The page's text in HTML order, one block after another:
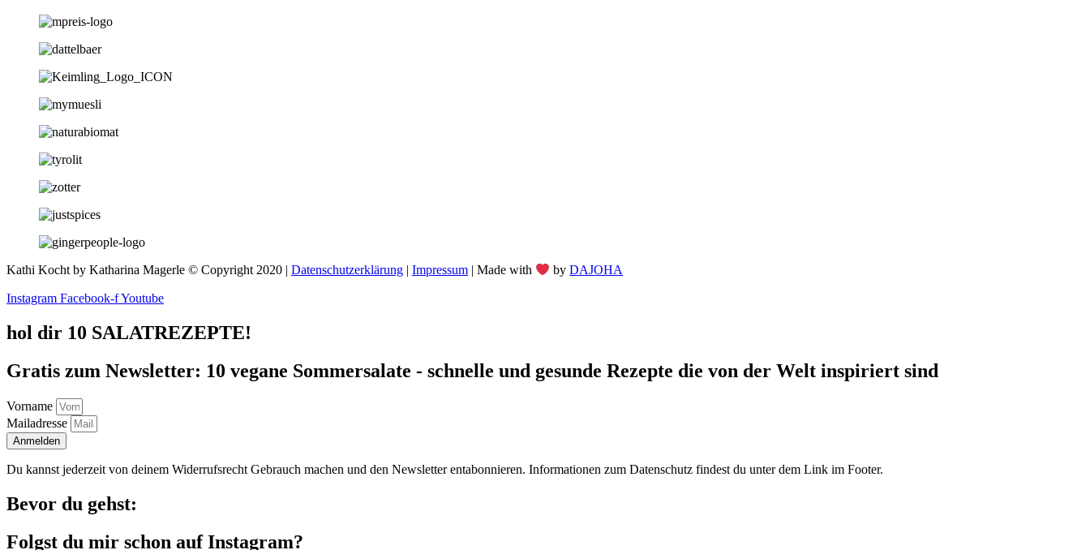
Kathi Kocht by Katharina Magerle © Copyright 2020 | Datenschutzerklärung Impressum | Made with byDAJOHA
Instagram Facebook-fYoutube
hol dir 10 SALATREZEPTE!
Gratis zum Newsletter: 10 vegane Sommersalate - schnelle und gesunde Rezepte die von der Welt inspiriert sind
Vorname
Mailadresse
Anmelden
Du kannst jederzeit von deinem Widerrufsrecht Gebrauch machen und den Newsletter entabonnieren. Informationen zum Datenschutz findest du unter dem Link im Footer.
Bevor du gehst:
Folgst du mir schon auf Instagram?